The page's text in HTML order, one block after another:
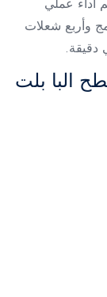
وأربع شعلات
دقيقة.
البا بلت